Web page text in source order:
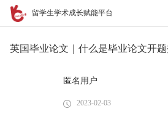
留学生学术成长赋能平台
英国毕业论文｜什么是毕业论文开题
匿名用户
2023-02-03